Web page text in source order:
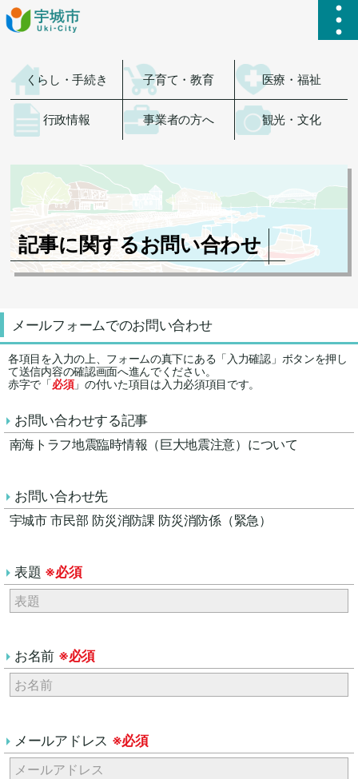
ハ
くらし・手続き 子育て・教育 医療・福祉
行政情報 事業者の方へ 観光・文化
記事に関するお問い合わせ
メールフォームでのお問い合わせ
各項目を入力の上、フォームの真下にある「入力確認」ボタンを押し
て送信内容の確認画面へ進んでください。
赤字で「必須」の付いた項目は入力必須項目です。
お問い合わせする記事
南海トラフ地震臨時情報（巨大地震注意）について
お問い合わせ先
宇城市 市民部 防災消防課 防災消防係（緊急）
表題 ※必須
お名前 ※必須
メールアドレス ※必須